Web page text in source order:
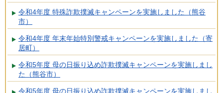
令和4年度 特殊詐欺撲滅キャンペーンを実施しました（熊谷
市）
令和4年度 年末年始特別警戒キャンペーンを実施しました（寄
居町）
令和5年度 母の日振り込め詐欺撲滅キャンペーンを実施しまし
た（熊谷市）
令和5年度 母の日振り込め詐欺撲滅キャンペーンを実施しまし